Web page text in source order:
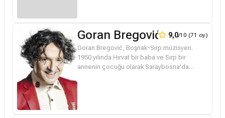
Goran Bregović 9,0/10 (71 oy)
Goran Bregović, Boşnak-Sırp müzisyen.
1950 yılında Hırvat bir baba ve Sırp bir
annenin çocuğu olarak Saraybosna'da